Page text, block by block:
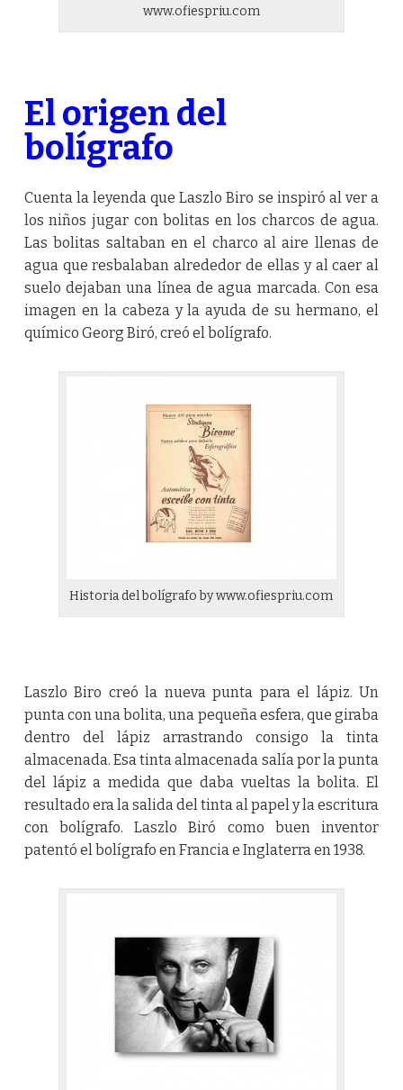
www.ofiespriu.com
El origen del
bolígrafo
Cuenta la leyenda que Laszlo Biro se inspiró al ver a
los niños jugar con bolitas en los charcos de agua.
Las bolitas saltaban en el charco al aire llenas de
agua que resbalaban alrededor de ellas y al caer al
suelo dejaban una línea de agua marcada. Con esa
imagen en la cabeza y la ayuda de su hermano, el
químico Georg Biró, creó el bolígrafo.
Historia del bolígrafo by www.ofiespriu.com
Laszlo Biro creó la nueva punta para el lápiz. Un
punta con una bolita, una pequeña esfera, que giraba
dentro del lápiz arrastrando consigo la tinta
almacenada. Esa tinta almacenada salía por la punta
del lápiz a medida que daba vueltas la bolita. El
resultado era la salida del tinta al papel y la escritura
con bolígrafo. Laszlo Biró como buen inventor
patentó el bolígrafo en Francia e Inglaterra en 1938.